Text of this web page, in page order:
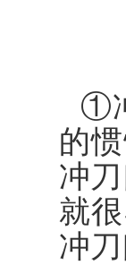
①
的
冲
就
冲